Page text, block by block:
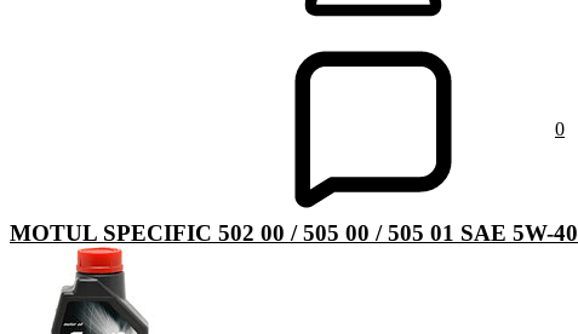
0
MOTUL SPECIFIC 502 00 / 505 00 / 505 01 SAE 5W-40